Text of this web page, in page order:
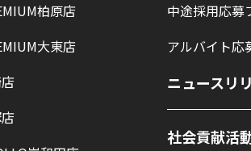
柏原店
大東店
中途採用応募
アルバイト応
ニュースリ
社会貢献活